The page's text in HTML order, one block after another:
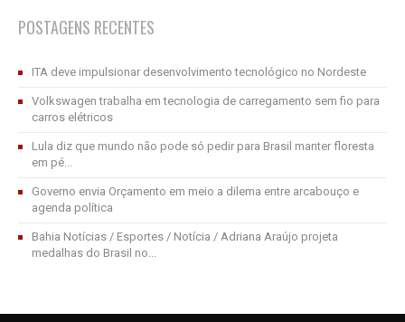
POSTAGENS RECENTES
ITA deve impulsionar desenvolvimento tecnológico no Nordeste
Volkswagen trabalha em tecnologia de carregamento sem fio para
carros elétricos
Lula diz que mundo não pode só pedir para Brasil manter floresta
em pé...
Governo envia Orçamento em meio a dilema entre arcabouço e
agenda política
Bahia Notícias / Esportes / Notícia / Adriana Araújo projeta
medalhas do Brasil no...